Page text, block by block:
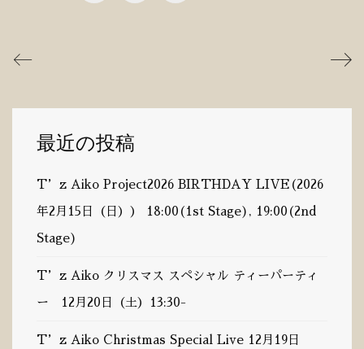
最近の投稿
T’z Aiko Project2026 BIRTHDAY LIVE(2026
年2月15日（日）） 18:00(1st Stage), 19:00(2nd
Stage)
T’z Aiko クリスマス スペシャル ティーパーティ
ー 12月20日（土）13:30-
T’z Aiko Christmas Special Live 12月19日